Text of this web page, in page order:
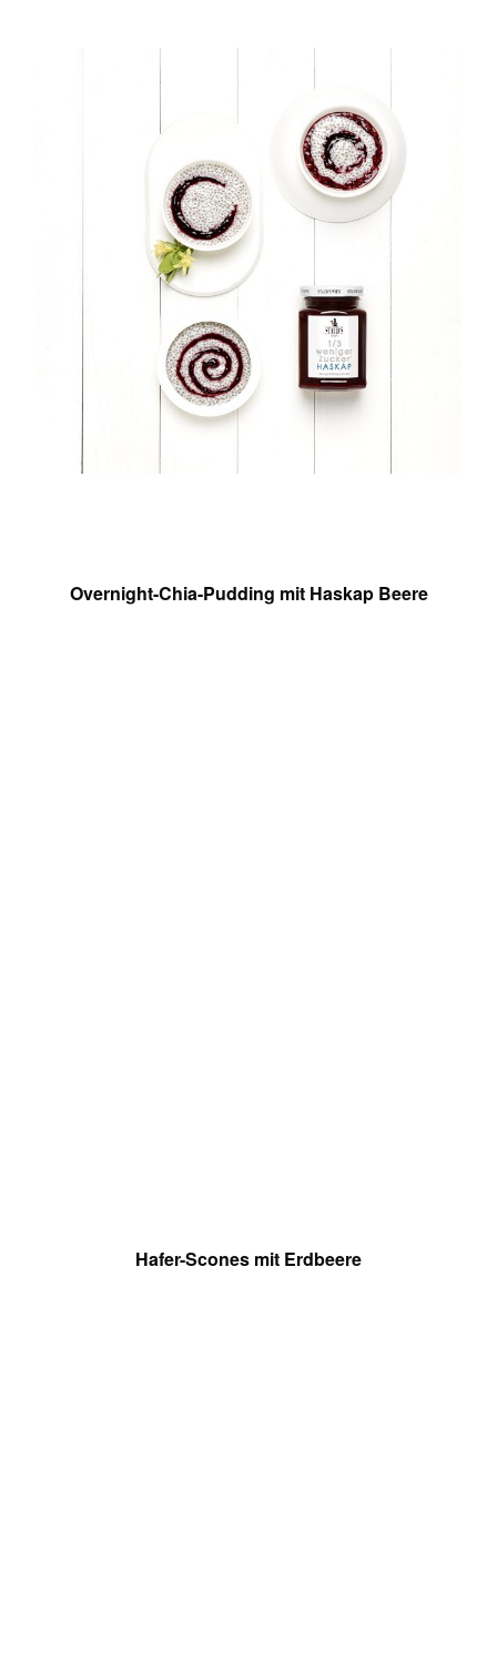
Overnight-Chia-Pudding mit Haskap Beere
Hafer-Scones mit Erdbeere